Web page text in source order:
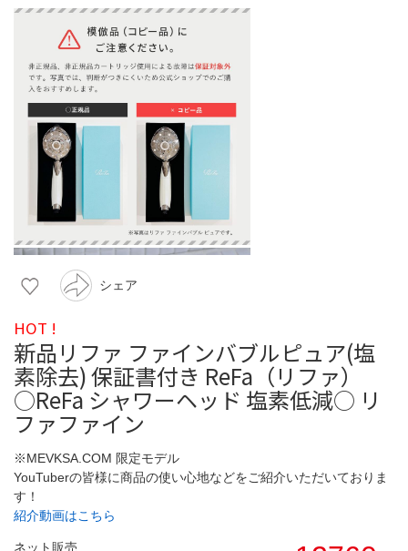
シェア
HOT !
新品リファ ファインバブルピュア(塩
素除去) 保証書付き ReFa（リファ）
○ReFa シャワーヘッド 塩素低減○ リ
ファファイン
※MEVKSA.COM 限定モデル
YouTuberの皆様に商品の使い心地などをご紹介いただいておりま
す！
紹介動画はこちら
ネット販売